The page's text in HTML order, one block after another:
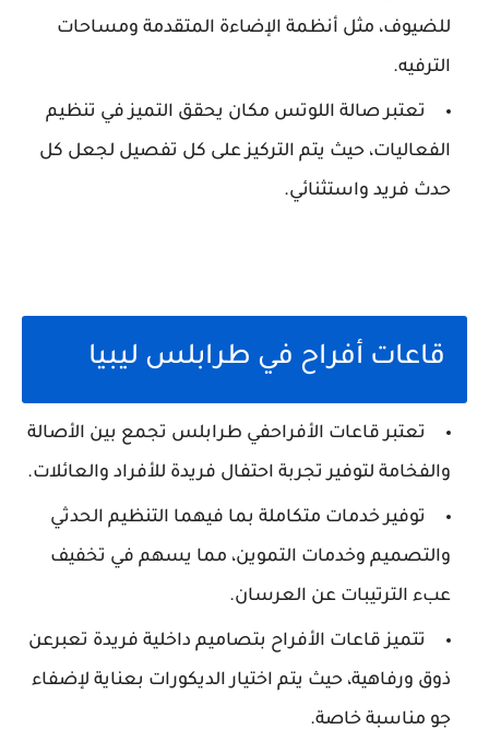
للضيوف، مثل أنظمة الإضاءة المتقدمة ومساحات
الترفيه.
تعتبر صالة اللوتس مكان يحقق التميز في تنظيم
الفعاليات، حيث يتم التركيز على كل تفصيل لجعل كل
حدث فريد واستثنائي.
قاعات أفراح في طرابلس ليبيا
تعتبر قاعات الأفراحفي طرابلس تجمع بين الأصالة
والفخامة لتوفير تجربة احتفال فريدة للأفراد والعائلات.
توفير خدمات متكاملة بما فيهما التنظيم الحدثي
والتصميم وخدمات التموين، مما يسهم في تخفيف
عبء الترتيبات عن العرسان.
تتميز قاعات الأفراح بتصاميم داخلية فريدة تعبرعن
ذوق ورفاهية، حيث يتم اختيار الديكورات بعناية لإضفاء
جو مناسبة خاصة.